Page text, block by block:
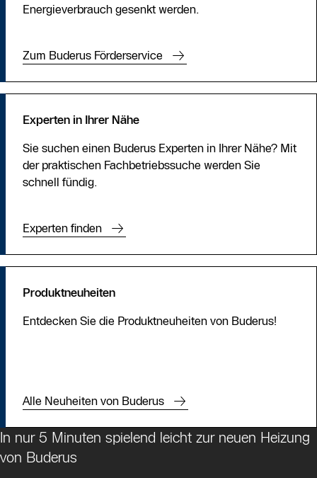
Energieverbrauch gesenkt werden.
Zum Buderus Förderservice
Experten in Ihrer Nähe
Sie suchen einen Buderus Experten in Ihrer Nähe? Mit
der praktischen Fachbetriebssuche werden Sie
schnell fündig.
Experten finden
Produktneuheiten
Entdecken Sie die Produktneuheiten von Buderus!
Alle Neuheiten von Buderus
In nur 5 Minuten spielend leicht zur neuen Heizung
von Buderus